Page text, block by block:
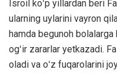
Isroil koʻp yillardan beri
ularning uylarini vayron
hamda begunoh
ogʻir zararlar yetkazadi.
oladi va oʻz fuqarolarini